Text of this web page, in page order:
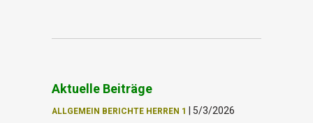
Aktuelle Beiträge
ALLGEMEIN BERICHTE HERREN 1
5/3/2026